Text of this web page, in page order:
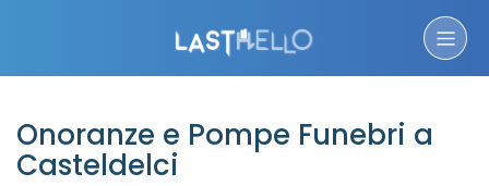
Onoranze e Pompe Funebri a
Casteldelci